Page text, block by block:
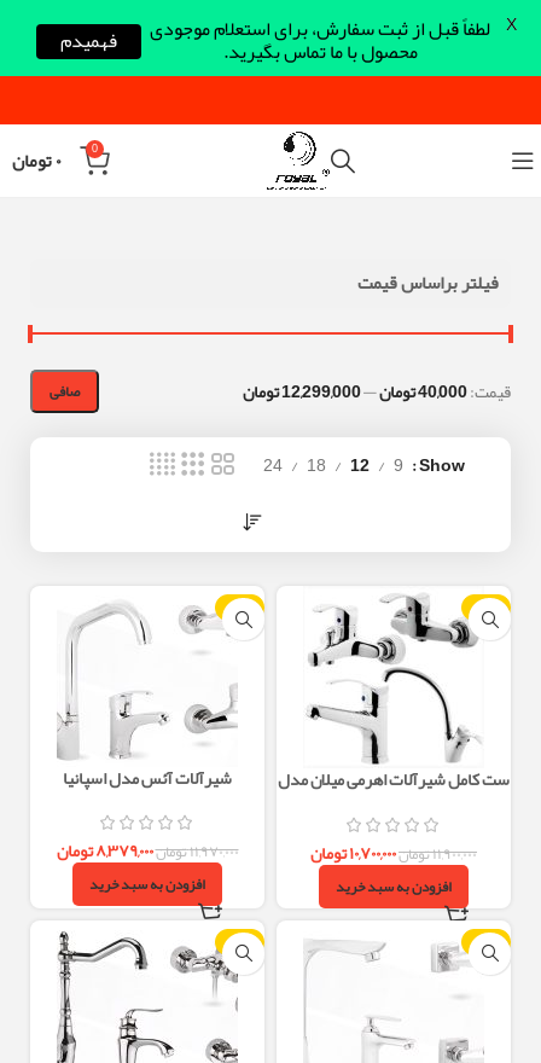
0 ۰تومان
فیلتر براساس قیمت
صافی قيمت:40,000 تومان —12,299,000 تومان
Show
9
12
18
24
-10%
ست کامل شیرآلات اهرمی میلان مدل
کروم
۱۱,۹۰۰,۰۰۰تومان۱۰,۷۰۰,۰۰۰تومان
افزودن به سبد خرید
-30%
شیرآلات آئس مدل اسپانیا
۱۱,۹۷۰,۰۰۰تومان۸,۳۷۹,۰۰۰تومان
افزودن به سبد خرید
-30%
-30%
لطفاً قبل از ثبت سفارش، برای استعلام موجودی
محصول با ما تماس بگیرید. فهمیدم X